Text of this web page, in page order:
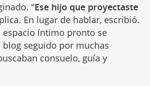
"Ese hijo que proyectaste
En lugar de hablar, escribió.
espacio íntimo pronto se
seguido por muchas
consuelo, guía y